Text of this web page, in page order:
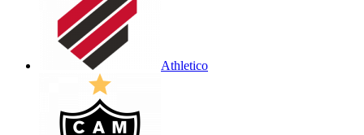
Athletico